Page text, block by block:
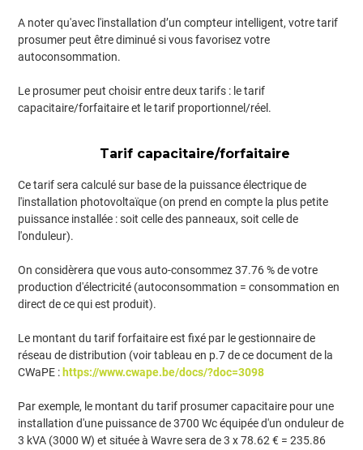
A noter qu'avec l'installation dʼun compteur intelligent, votre tarif
prosumer peut être diminué si vous favorisez votre
autoconsommation.
Le prosumer peut choisir entre deux tarifs : le tarif
capacitaire/forfaitaire et le tarif proportionnel/réel.
Tarif capacitaire/forfaitaire
Ce tarif sera calculé sur base de la puissance électrique de
l'installation photovoltaïque (on prend en compte la plus petite
puissance installée : soit celle des panneaux, soit celle de
l'onduleur).
On considèrera que vous auto-consommez 37.76 % de votre
production d'électricité (autoconsommation = consommation en
direct de ce qui est produit).
Le montant du tarif forfaitaire est fixé par le gestionnaire de
réseau de distribution (voir tableau en p.7 de ce document de la
CWaPE : https://www.cwape.be/docs/?doc=3098
Par exemple, le montant du tarif prosumer capacitaire pour une
installation d'une puissance de 3700 Wc équipée d'un onduleur de
3 kVA (3000 W) et située à Wavre sera de 3 x 78.62 € = 235.86